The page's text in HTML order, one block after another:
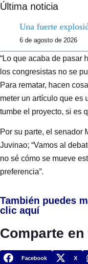
Última noticia
Una fuerte
6 de agosto de 2026
“Lo que acaba de pasar
los congresistas no se
Para rematar, hacen
meter un artículo que es
tumbe el proyecto, si es
Por su parte, el senador
Juvinao; “Vamos al
no sé cómo se mueve
preferencia”.
También puedes
clic aquí
Comparte
Facebook X